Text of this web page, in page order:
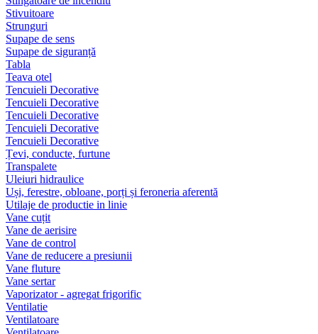
Stivuitoare
Strunguri
Supape de sens
Supape de siguranță
Tabla
Teava otel
Tencuieli Decorative
Tencuieli Decorative
Tencuieli Decorative
Tencuieli Decorative
Tencuieli Decorative
Țevi, conducte, furtune
Transpalete
Uleiuri hidraulice
Uși, ferestre, obloane, porți și feroneria aferentă
Utilaje de productie in linie
Vane cuțit
Vane de aerisire
Vane de control
Vane de reducere a presiunii
Vane fluture
Vane sertar
Vaporizator - agregat frigorific
Ventilatie
Ventilatoare